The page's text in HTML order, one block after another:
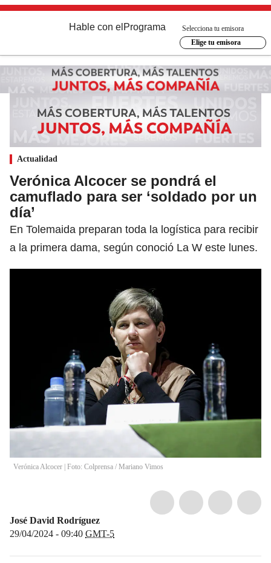
Hable con el Programa
Selecciona tu emisora
Elige tu emisora
Actualidad
Verónica Alcocer se pondrá el
camuflado para ser ‘soldado por un
día’
En Tolemaida preparan toda la logística para recibir
a la primera dama, según conoció La W este lunes.
Verónica Alcocer | Foto: Colprensa / Mariano Vimos
José David Rodríguez
29/04/2024 - 09:40 GMT-5